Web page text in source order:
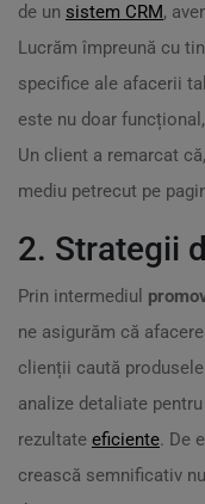
de un sistem CRM,
Lucrăm împreună cu
specifice ale afacerii
este nu doar
Un client a remarcat
mediu petrecut pe
2. Strategii
Prin intermediul
ne asigurăm că
clienții caută
analize detaliate
rezultate eficiente. De
crească semnificativ